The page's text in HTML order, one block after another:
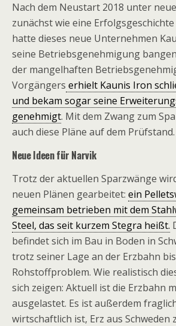
Nach dem Neustart 2018 unter
zunächst wie eine
hatte dieses neue Unternehmen
seine Betriebsgenehmigung
der mangelhaften
Vorgängers erhielt Kaunis Iron
und bekam sogar seine
genehmigt. Mit dem Zwang zum
auch diese Pläne auf dem Prüfstand.
Neue Ideen für Narvik
Trotz der aktuellen Sparzwänge
neuen Plänen gearbeitet: ein
gemeinsam betrieben mit dem
Steel, das seit kurzem Stegra heißt.
befindet sich im Bau in Boden in
trotz seiner Lage an der Erzbahn
Rohstoffproblem. Wie realistisch
sich zeigen: Aktuell ist die Erzbahn
ausgelastet. Es ist außerdem
wirtschaftlich ist, Erz aus Schweden